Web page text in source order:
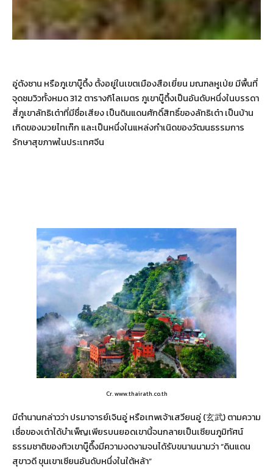
อู่ตังซาน หรือภูเขาบู๊ตึ้ง ตั้งอยู่ในเขตเมืองสือเยี่ยน มณฑลหูเป่ย มีพื้นที่
จุดชมวิวทั้งหมด 312 ตารางกิโลเมตร ภูเขาบู๊ตึ้งเป็นอันดับหนึ่งในบรรดา
สี่ภูเขาลัทธิเต๋าที่มีชื่อเสียง เป็นดินแดนศักดิ์สิทธิ์ของลัทธิเต๋า เป็นบ้าน
เกิดของมวยไทเก๊ก และเป็นหนึ่งในแหล่งกำเนิดของวัฒนธรรมการ
รักษาสุขภาพในประเทศจีน
Cr. www.thairath.co.th
มีตำนานกล่าวว่า ปรมาจารย์เจินอู่ หรือเทพเจ้าเสวียนอู่ (玄武) ตามความ
เชื่อของเต๋าได้บำเพ็ญเพียรบนยอดเขานี้จนกลายเป็นเซียนภูมิทัศน์
ธรรมชาติของทิวเขาบู๊ตึ๊งมีความงดงามจนได้รับขนานนามว่า “ดินแดน
สุขาวดี ขุนเขาเซียนอันดับหนึ่งในใต้หล้า”